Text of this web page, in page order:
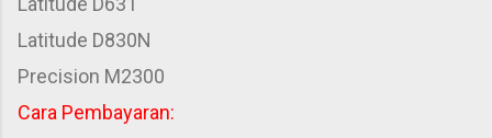
Latitude D830N
Precision M2300
Cara Pembayaran: